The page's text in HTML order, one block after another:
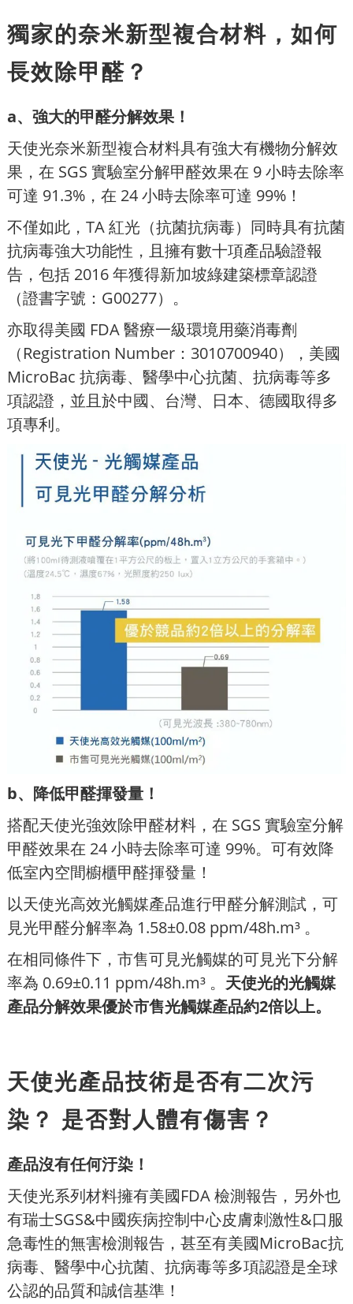
獨家的奈米新型複合材料，如何
長效除甲醛？
a、強大的甲醛分解效果！
天使光奈米新型複合材料具有強大有機物分解效
果，在 SGS 實驗室分解甲醛效果在 9 小時去除率
可達 91.3%，在 24 小時去除率可達 99%！
不僅如此，TA 紅光（抗菌抗病毒）同時具有抗菌
抗病毒強大功能性，且擁有數十項產品驗證報
告，包括 2016 年獲得新加坡綠建築標章認證
（證書字號：G00277）。
亦取得美國 FDA 醫療一級環境用藥消毒劑
（Registration Number：3010700940），美國
MicroBac 抗病毒、醫學中心抗菌、抗病毒等多
項認證，並且於中國、台灣、日本、德國取得多
項專利。
b、降低甲醛揮發量！
搭配天使光強效除甲醛材料，在 SGS 實驗室分解
甲醛效果在 24 小時去除率可達 99%。可有效降
低室內空間櫥櫃甲醛揮發量！
以天使光高效光觸媒產品進行甲醛分解測試，可
見光甲醛分解率為 1.58±0.08 ppm/48h.m³ 。
在相同條件下，市售可見光觸媒的可見光下分解
率為 0.69±0.11 ppm/48h.m³ 。 天使光的光觸媒
產品分解效果優於市售光觸媒產品約2倍以上。
天使光產品技術是否有二次污
染？ 是否對人體有傷害？
產品沒有任何汙染！
天使光系列材料擁有美國FDA 檢測報告，另外也
有瑞士SGS&中國疾病控制中心皮膚刺激性&口服
急毒性的無害檢測報告，甚至有美國MicroBac抗
病毒、醫學中心抗菌、抗病毒等多項認證是全球
公認的品質和誠信基準！